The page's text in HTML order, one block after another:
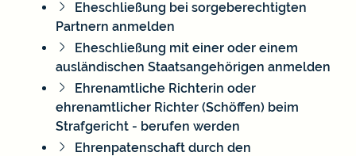
Eheschließung bei sorgeberechtigten
Partnern anmelden
Eheschließung mit einer oder einem
ausländischen Staatsangehörigen anmelden
Ehrenamtliche Richterin oder
ehrenamtlicher Richter (Schöffen) beim
Strafgericht - berufen werden
Ehrenpatenschaft durch den